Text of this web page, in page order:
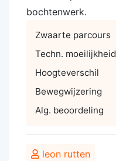
bochtenwerk.
Zwaarte parcours
Techn. moeilijkheid
Hoogteverschil
Bewegwijzering
Alg. beoordeling
leon rutten